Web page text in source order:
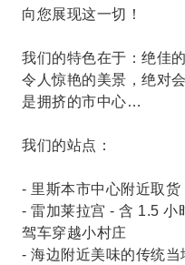
向您展现这一切！
我们的特色在于：绝佳
令人惊艳的美景，绝对
是拥挤的市中心…
我们的站点：
- 里斯本市中心附近取货
- 雷加莱拉宫 - 含 1.5 小
驾车穿越小村庄
- 海边附近美味的传统当